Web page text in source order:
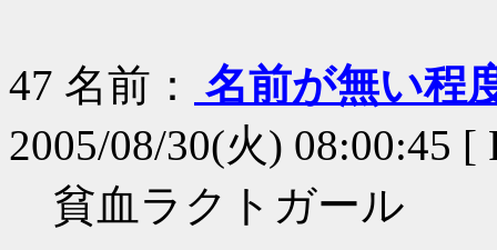
47 名前：
名前が無い程
2005/08/30(火) 08:00:45 [
貧血ラクトガール